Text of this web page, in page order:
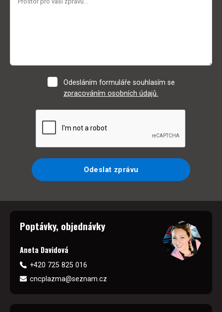
Odesláním formuláře souhlasím se
zpracováním osobních údajů.
Odeslat zprávu
Poptávky, objednávky
Aneta Davidová
+420 725 825 016
cncplazma@seznam.cz